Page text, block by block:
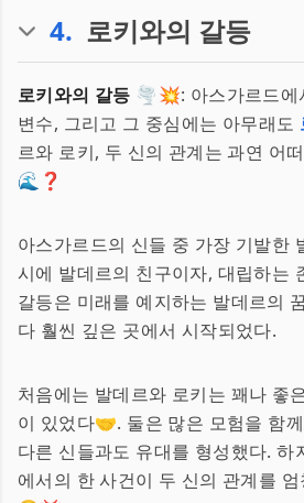
4. 로키와의 갈등
로키와의 갈등 🌪️💥: 아스가르드에
변수, 그리고 그 중심에는 아무래도
르와 로키, 두 신의 관계는 과연 어
🌊❓
아스가르드의 신들 중 가장 기발한
시에 발데르의 친구이자, 대립하
갈등은 미래를 예지하는 발데르의
다 훨씬 깊은 곳에서 시작되었다.
처음에는 발데르와 로키는 꽤나 좋
이 있었다🤝. 둘은 많은 모험을 함
다른 신들과도 유대를 형성했다. 하
에서의 한 사건이 두 신의 관계를